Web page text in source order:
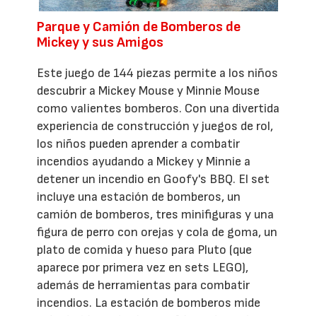
Parque y Camión de Bomberos de
Mickey y sus Amigos
Este juego de 144 piezas permite a los niños
descubrir a Mickey Mouse y Minnie Mouse
como valientes bomberos. Con una divertida
experiencia de construcción y juegos de rol,
los niños pueden aprender a combatir
incendios ayudando a Mickey y Minnie a
detener un incendio en Goofy's BBQ. El set
incluye una estación de bomberos, un
camión de bomberos, tres minifiguras y una
figura de perro con orejas y cola de goma, un
plato de comida y hueso para Pluto (que
aparece por primera vez en sets LEGO),
además de herramientas para combatir
incendios. La estación de bomberos mide